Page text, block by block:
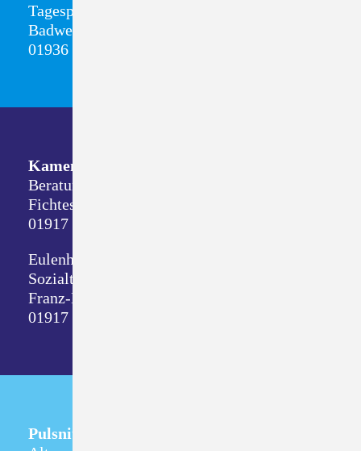
Tagespflege
Badweg 13
01936 Königsbrück
Kamenz
Beratungsdienste
Fichtestraße 8
01917 Kamenz
Eulenhof
Sozialtherapeutische Wohnstätte
Franz-Mehring-Straße 1
01917 Kamenz
Pulsnitz